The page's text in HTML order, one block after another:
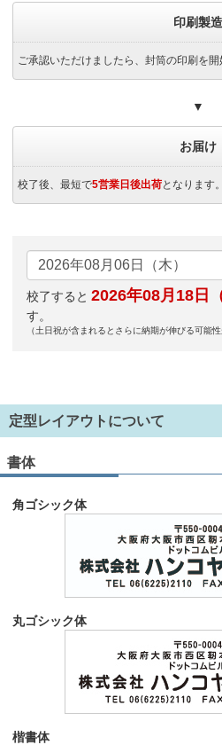
印刷製造
ご承認いただけましたら、封筒の印刷を開
▼
お届け
校了後、最短で5営業日後出荷となります。
校了すると 2026年08月18日（
す。
（土日祝が含まれるとさらに納期が伸びる可能性
定型レイアウトについて
書体
角ゴシック体
丸ゴシック体
楷書体